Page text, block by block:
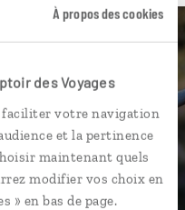
À propos des cookies
des Voyages
faciliter votre navigation
et la pertinence
maintenant quels
modifier vos choix en
» en bas de page.
voyage